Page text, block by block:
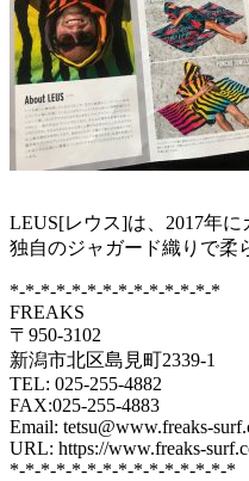
LEUS[レウス]は、2017年
独自のジャガード織りで柔
*-*-*-*-*-*-*-*-*-*-*-*-*-*
FREAKS
〒950-3102
新潟市北区島見町2339-1
TEL: 025-255-4882
FAX:025-255-4883
Email: tetsu@www.freaks-
URL: https://www.freaks-
*-*-*-*-*-*-*-*-*-*-*-*-*-*-*